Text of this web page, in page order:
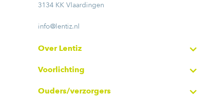
3134 KK Vlaardingen
info@lentiz.nl
Over Lentiz
Voorlichting
Ouders/verzorgers